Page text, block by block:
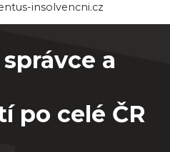
insolvencni.cz
a
po celé ČR